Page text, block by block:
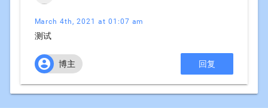
March 4th, 2021 at 01:07 am
测试
 博主 回复